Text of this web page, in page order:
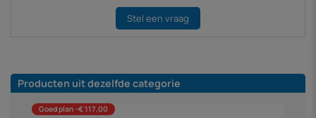
Stel een vraag
Producten uit dezelfde categorie
Goed plan -€ 117,00